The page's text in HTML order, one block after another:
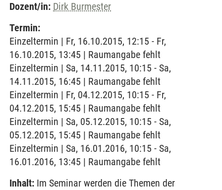
Dozent/in: Dirk Burmester
Termin:
Einzeltermin | Fr, 16.10.2015, 12:15 - Fr,
16.10.2015, 13:45 | Raumangabe fehlt
Einzeltermin | Sa, 14.11.2015, 10:15 - Sa,
14.11.2015, 16:45 | Raumangabe fehlt
Einzeltermin | Fr, 04.12.2015, 10:15 - Fr,
04.12.2015, 15:45 | Raumangabe fehlt
Einzeltermin | Sa, 05.12.2015, 10:15 - Sa,
05.12.2015, 15:45 | Raumangabe fehlt
Einzeltermin | Sa, 16.01.2016, 10:15 - Sa,
16.01.2016, 13:45 | Raumangabe fehlt
Inhalt: Im Seminar werden die Themen der